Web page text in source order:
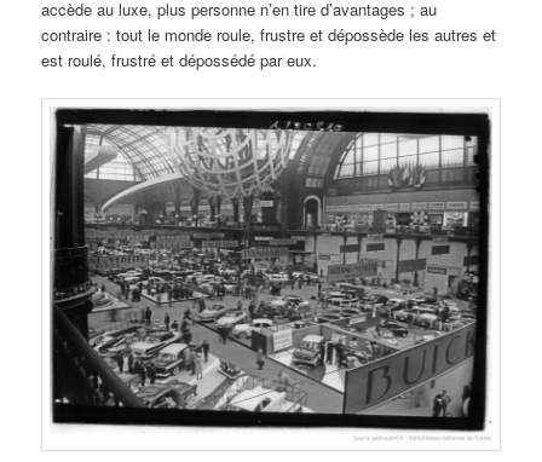
accède au luxe, plus personne n’en tire d’avantages ; au
contraire : tout le monde roule, frustre et dépossède les autres et
est roulé, frustré et dépossédé par eux.